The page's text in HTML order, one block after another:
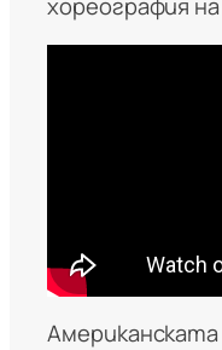
хореография на
Американската